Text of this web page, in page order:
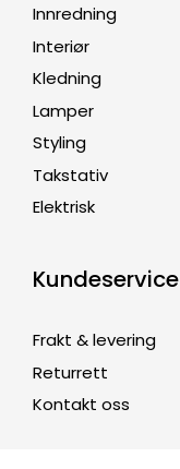
Innredning
Interiør
Kledning
Lamper
Styling
Takstativ
Elektrisk
Kundeservice
Frakt & levering
Returrett
Kontakt oss